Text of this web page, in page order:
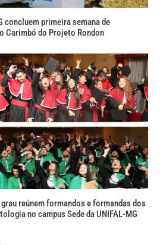
concluem primeira semana de
Carimbó do Projeto Rondon
reúnem formandos e formandas dos
no campus Sede da UNIFAL-MG